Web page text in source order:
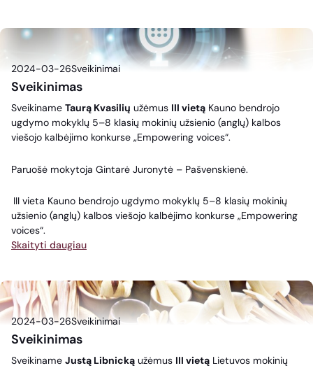
2024-03-26Sveikinimai
Sveikinimas
Sveikiname Taurą Kvasilių užėmus III vietą Kauno bendrojo
ugdymo mokyklų 5–8 klasių mokinių užsienio (anglų) kalbos
viešojo kalbėjimo konkurse „Empowering voices“.
Paruošė mokytoja Gintarė Juronytė – Pašvenskienė.
III vieta Kauno bendrojo ugdymo mokyklų 5–8 klasių mokinių
užsienio (anglų) kalbos viešojo kalbėjimo konkurse „Empowering
voices“.
Skaityti daugiau
2024-03-26Sveikinimai
Sveikinimas
Sveikiname Justą Libnicką užėmus III vietą Lietuvos mokinių